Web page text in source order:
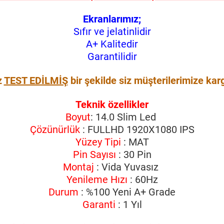
Ekranlarımız;
Sıfır ve jelatinlidir
A+ Kalitedir
Garantilidir
TEST EDİLMİŞbir şekilde siz müşterilerimize
Teknik özellikler
Boyut: 14.0 Slim Led
Çözünürlük: FULLHD 1920X1080 IPS
Yüzey Tipi : MAT
Pin Sayısı : 30 Pin
Montaj : Vida Yuvasız
Yenileme Hızı : 60Hz
Durum : %100 Yeni A+ Grade
Garanti : 1 Yıl